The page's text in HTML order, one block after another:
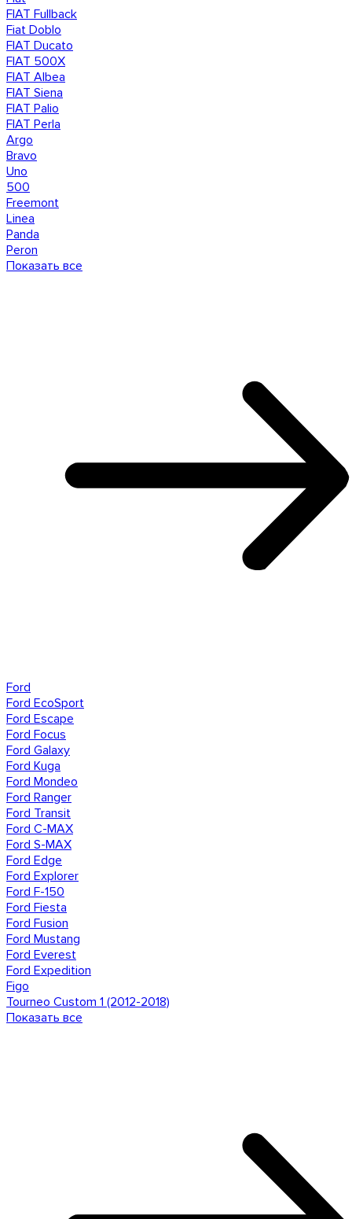
FIAT Fullback
Fiat Doblo
FIAT Ducato
FIAT 500X
FIAT Albea
FIAT Siena
FIAT Palio
FIAT Perla
Argo
Bravo
Uno
500
Freemont
Linea
Panda
Peron
Показать все
Ford
Ford EcoSport
Ford Escape
Ford Focus
Ford Galaxy
Ford Kuga
Ford Mondeo
Ford Ranger
Ford Transit
Ford C-MAX
Ford S-MAX
Ford Edge
Ford Explorer
Ford F-150
Ford Fiesta
Ford Fusion
Ford Mustang
Ford Everest
Ford Expedition
Figo
Tourneo Custom 1 (2012-2018)
Показать все